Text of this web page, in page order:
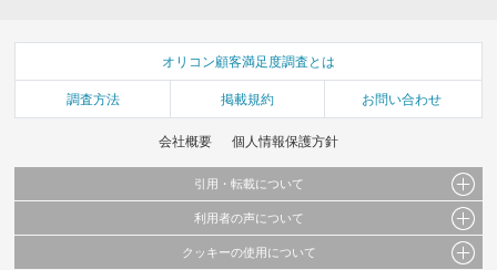
オリコン顧客満足度調査とは
調査方法 掲載規約 お問い合わせ
会社概要 個人情報保護方針
引用・転載について
当サイトで公開されている情報（文字、写真、イラスト、画像データ等）及びこれらの配
これらの情報を権利者の許可なく無断転載・複製などの二次利用を行うことは固く禁じて
利用者の声について
当サイトに掲載している内容はすべてサービスの利用者が提出された見解・感想です。
クッキーの使用について